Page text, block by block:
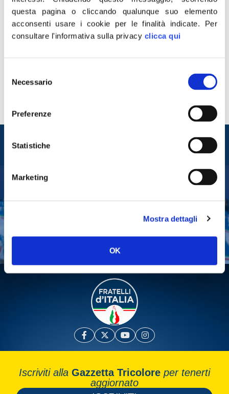
questa pagina o cliccando qualunque suo elemento
acconsenti usare i cookie per le finalità indicate. Per
consultare l'informativa sulla privacy clicca qui
delNecessario
Preferenze
Statistiche
Marketing
Mostra dettagli
OK
“L’ISIS ha rivendicato l’attentato di Capodanno a
accuse solo ora che ha trovato un accordo con la
Russia per combattere il Califfato e non le sono mai
“coalizione […]
Fai una donazione
Iscriviti alla Gazzetta Tricolore per tenerti
aggiornato